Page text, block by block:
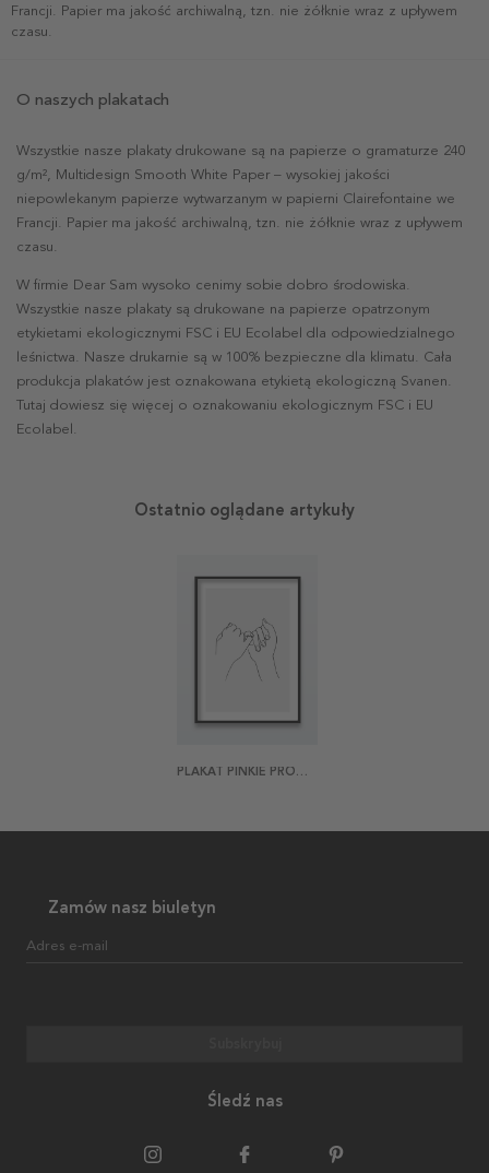
Francji. Papier ma jakość archiwalną, tzn. nie żółknie wraz z upływem
czasu.
O naszych plakatach
Wszystkie nasze plakaty drukowane są na papierze o gramaturze 240
g/m², Multidesign Smooth White Paper – wysokiej jakości
niepowlekanym papierze wytwarzanym w papierni Clairefontaine we
Francji. Papier ma jakość archiwalną, tzn. nie żółknie wraz z upływem
czasu.
W firmie Dear Sam wysoko cenimy sobie dobro środowiska.
Wszystkie nasze plakaty są drukowane na papierze opatrzonym
etykietami ekologicznymi FSC i EU Ecolabel dla odpowiedzialnego
leśnictwa. Nasze drukarnie są w 100% bezpieczne dla klimatu. Cała
produkcja plakatów jest oznakowana etykietą ekologiczną Svanen.
Tutaj dowiesz się więcej o oznakowaniu ekologicznym FSC i EU
Ecolabel.
Ostatnio oglądane artykuły
PLAKAT PINKIE PROMISE GREY
Zamów nasz biuletyn
Adres e-mail
Śledź nas